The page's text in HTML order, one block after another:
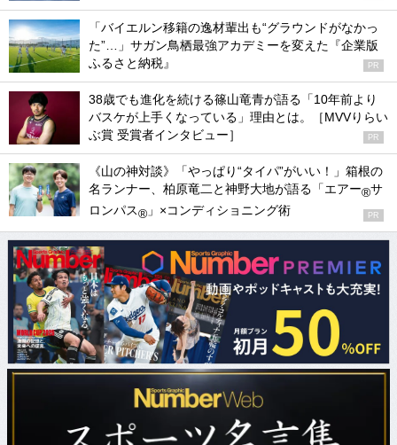
「バイエルン移籍の逸材輩出も“グラウンドがなかっ
た”…」サガン鳥栖最強アカデミーを変えた『企業版
ふるさと納税』
PR
38歳でも進化を続ける篠山竜青が語る「10年前より
バスケが上手くなっている」理由とは。［MVVりらい
ぶ賞 受賞者インタビュー］
PR
《山の神対談》「やっぱり“タイパ”がいい！」箱根の
名ランナー、柏原竜二と神野大地が語る「エアー®サ
ロンパス® 」×コンディショニング術 PR